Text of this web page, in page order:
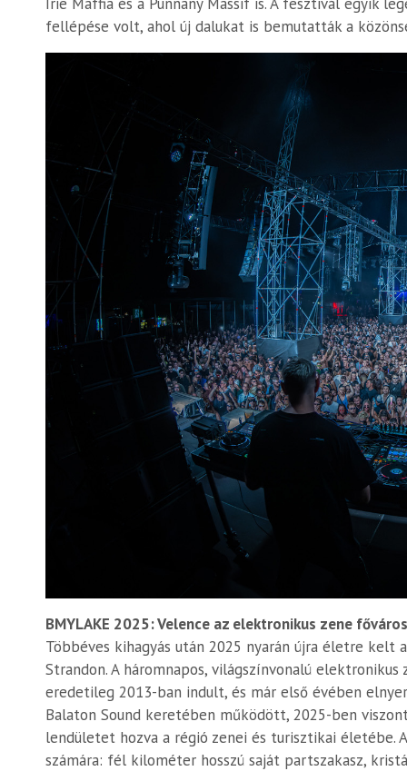
fellépése volt, ahol új dalukat is bemutatták a
BMYLAKE 2025: Velence az elektronikus zene
Többéves kihagyás után 2025 nyarán újra életre kelt
Strandon. A háromnapos, világszínvonalú
eredetileg 2013-ban indult, és már első évében
Balaton Sound keretében működött, 2025-ben
lendületet hozva a régió zenei és turisztikai életébe.
számára: fél kilométer hosszú saját partszakasz,